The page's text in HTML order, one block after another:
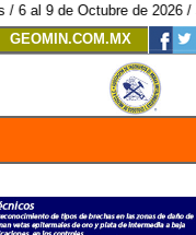
de Octubre de 2026 / San
GEOMIN.COM.MX